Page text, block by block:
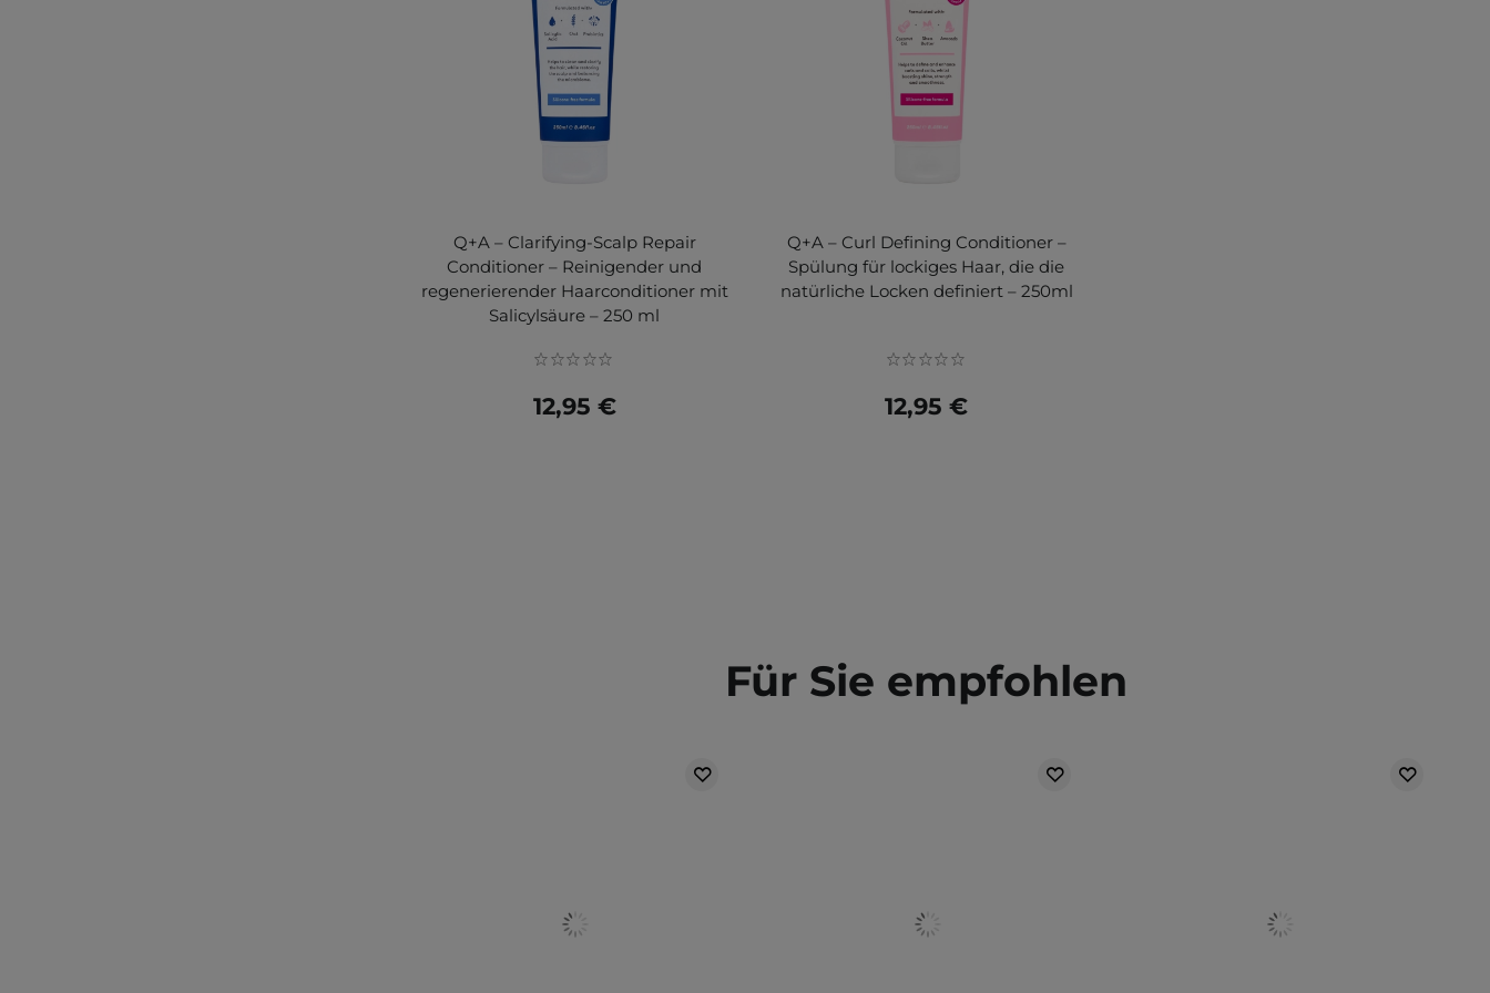
Q+A – Clarifying-Scalp Repair
Conditioner – Reinigender und
regenerierender Haarconditioner mit
Salicylsäure – 250 ml
12,95 €
Q+A – Curl Defining Conditioner –
Spülung für lockiges Haar, die die
natürliche Locken definiert – 250ml
12,95 €
Für Sie empfohlen